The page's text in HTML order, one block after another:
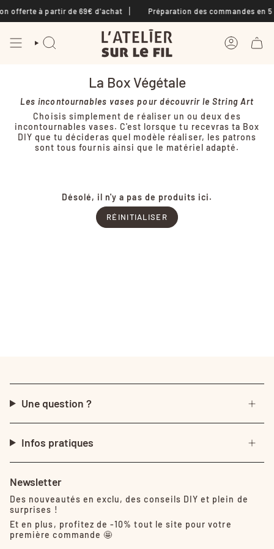
au
contenu
de
offerte à partir de 69€ d'achat Préparation des commandes en 5
RECHERCHE COMPTE
La Box Végétale
Les incontournables vases pour découvrir le String Art
Choisis simplement de réaliser un ou deux des
incontournables vases. C'est lorsque tu recevras ta Box
DIY que tu décideras quel modèle réaliser, les patrons
sont tous fournis ainsi que le matériel adapté.
Désolé, il n'y a pas de produits ici.
RÉINITIALISER
Une question ?
Infos pratiques
Newsletter
Des nouveautés en exclu, des conseils DIY et plein de
surprises !
Et en plus, profitez de -10% tout le site pour votre
première commande 🤩